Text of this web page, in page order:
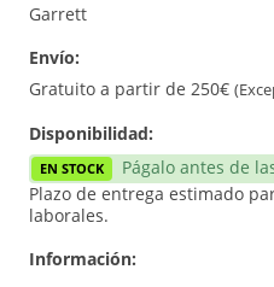
Reconstrucción
Garrett
Envío:
Gratuito a partir de 250€
Disponibilidad:
EN STOCK
Págalo antes de
Plazo de entrega estimado
laborales.
Información: